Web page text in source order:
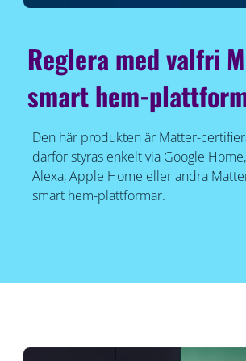
Reglera med valfri
smart hem-
Den här produkten är Matter-
därför styras enkelt via Google
Alexa, Apple Home eller andra
smart hem-plattformar.